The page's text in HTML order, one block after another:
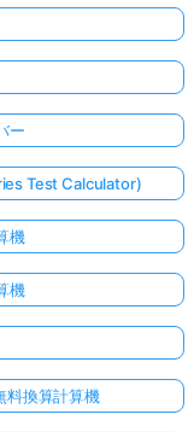
ー
Test Calculator)
機
機
料換算計算機